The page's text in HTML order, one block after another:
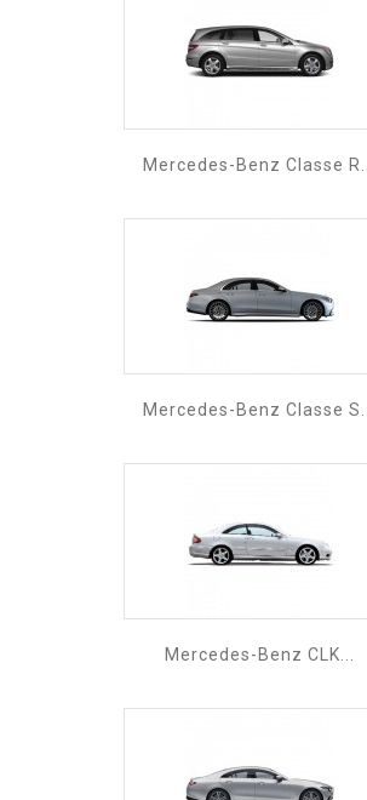
Mercedes-Benz Classe R...
Mercedes-Benz Classe S...
Mercedes-Benz CLK...